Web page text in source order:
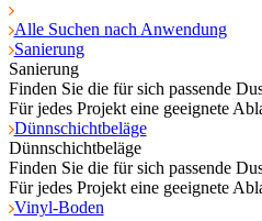
Alle Suchen nach Anwendung
Sanierung
Sanierung
Finden Sie die für sich passende
Für jedes Projekt eine geeignete
Dünnschichtbeläge
Dünnschichtbeläge
Finden Sie die für sich passende
Für jedes Projekt eine geeignete
Vinyl-Boden